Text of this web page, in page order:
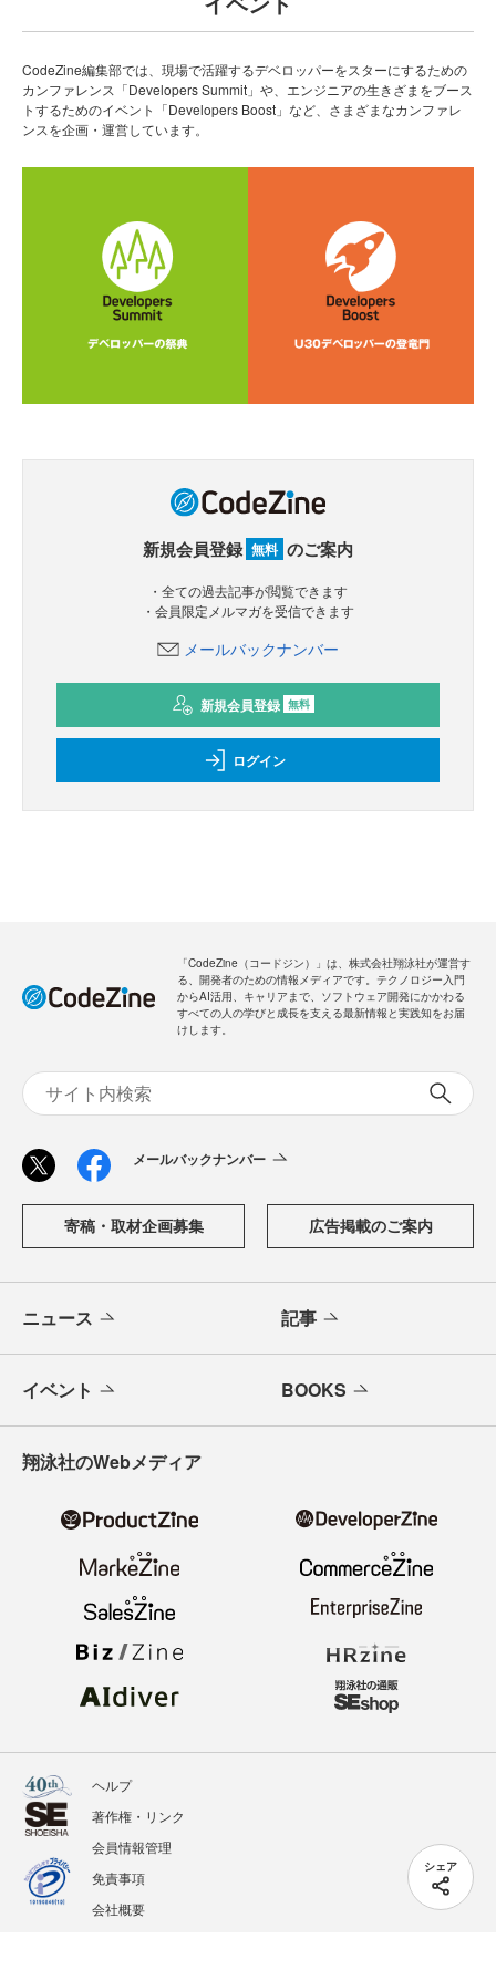
シェア
CodeZine編集部では、現場で活躍するデベロッパーをスターにするための
カンファレンス「Developers Summit」や、エンジニアの生きざまをブース
トするためのイベント「Developers Boost」など、さまざまなカンファレ
ンスを企画・運営しています。
新規会員登録 無料 のご案内
・全ての過去記事が閲覧できます
・会員限定メルマガを受信できます
メールバックナンバー
新規会員登録 無料
ログイン
「CodeZine（コードジン）」は、株式会社翔泳社が運営す
る、開発者のための情報メディアです。テクノロジー入門
からAI活用、キャリアまで、ソフトウェア開発にかかわる
すべての人の学びと成長を支える最新情報と実践知をお届
けします。
メールバックナンバー
寄稿・取材企画募集 広告掲載のご案内
ニュース 記事
イベント BOOKS
翔泳社のWebメディア
ヘルプ
著作権・リンク
会員情報管理
免責事項
会社概要